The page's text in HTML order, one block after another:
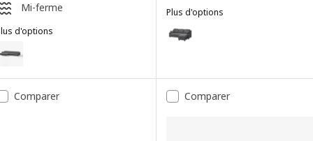
Mi-ferme
d'options
: LANDSKRONA, Canapé 5 places, avec méridiennes/
: LANDSKRONA, Canapé 5 places, avec méridiennes/
: LANDSKRONA, Canapé 5 places, avec méridiennes/
Plus d'options
Option : VINLIDEN, Canapé 3
Comparer
Comparer